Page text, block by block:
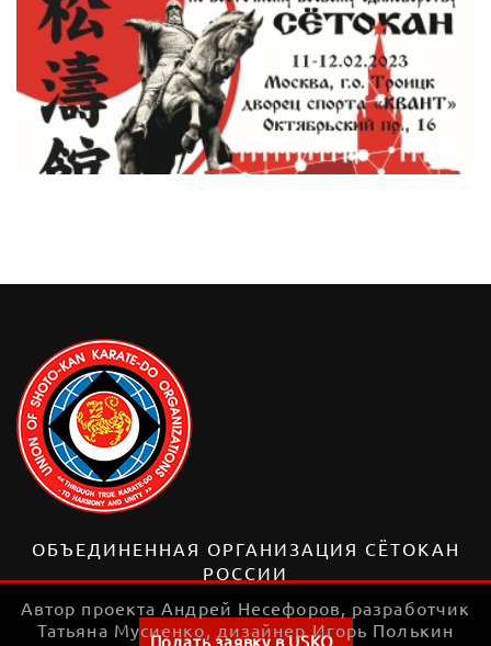
ОБЪЕДИНЕННАЯ ОРГАНИЗАЦИЯ СЁТОКАН
РОССИИ
Подать заявку в USKO
Автор проекта Андрей Несефоров, разработчик
Татьяна Мусиенко, дизайнер Игорь Полькин